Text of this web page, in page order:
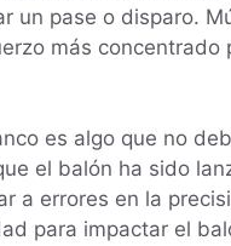
un pase o disparo.
más concentrado
es algo que no
el balón ha sido
a errores en la
para impactar el